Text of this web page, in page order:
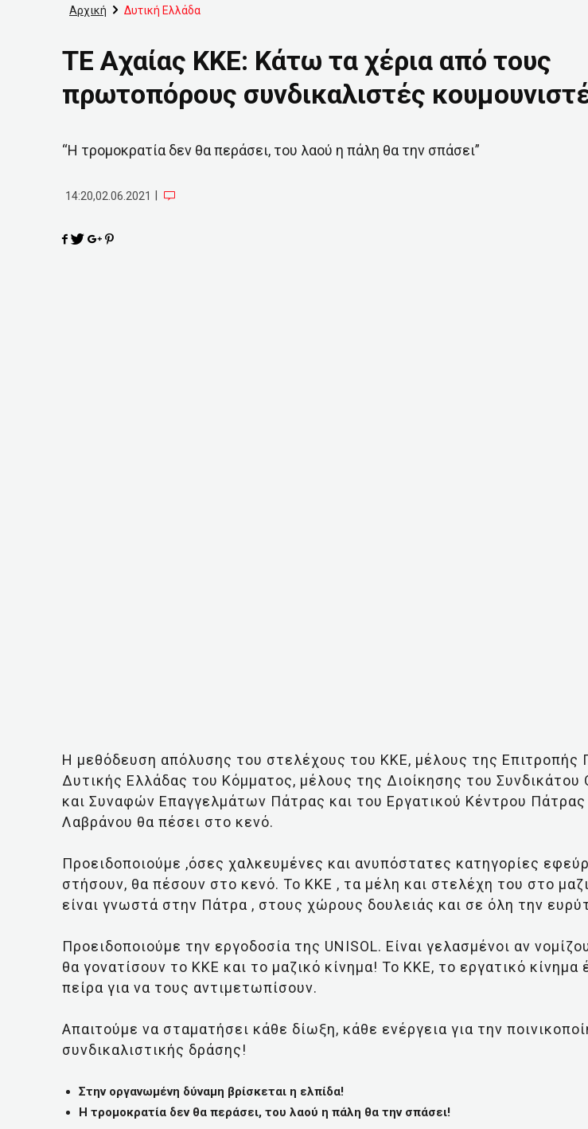
Αρχική Δυτική Ελλάδα
ΤΕ Αχαίας ΚΚΕ: Κάτω τα χέρια από τους
πρωτοπόρους συνδικαλιστές
“Η τρομοκρατία δεν θα περάσει, του λαού η πάλη θα την σπάσει”
14:20,02.06.2021
Η μεθόδευση απόλυσης του στελέχους του ΚΚΕ, μέλους της Επιτροπής
Δυτικής Ελλάδας του Κόμματος, μέλους της Διοίκησης του Συνδικάτου
και Συναφών Επαγγελμάτων Πάτρας και του Εργατικού Κέντρου
Λαβράνου θα πέσει στο κενό.
Προειδοποιούμε ,όσες χαλκευμένες και ανυπόστατες κατηγορίες
στήσουν, θα πέσουν στο κενό. Το ΚΚΕ , τα μέλη και στελέχη του στο
είναι γνωστά στην Πάτρα , στους χώρους δουλειάς και σε όλη την
Προειδοποιούμε την εργοδοσία της UNISOL. Είναι γελασμένοι αν
θα γονατίσουν το ΚΚΕ και το μαζικό κίνημα! Το ΚΚΕ, το εργατικό κίνημα
πείρα για να τους αντιμετωπίσουν.
Απαιτούμε να σταματήσει κάθε δίωξη, κάθε ενέργεια για την
συνδικαλιστικής δράσης!
Στην οργανωμένη δύναμη βρίσκεται η ελπίδα!
Η τρομοκρατία δεν θα περάσει, του λαού η πάλη θα την σπάσει!